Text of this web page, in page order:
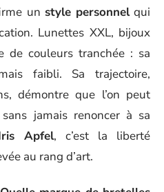
un style personnelqui
Lunettes XXL, bijoux
de couleurs tranchée : sa
faibli. Sa trajectoire,
démontre que l’on peut
jamais renoncer à sa
Apfel, c’est la liberté
au rang d’art.